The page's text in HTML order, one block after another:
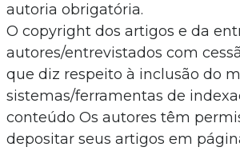
autoria obrigatória.
O copyright dos artigos e da
autores/entrevistados com
que diz respeito à inclusão do
sistemas/ferramentas de
conteúdo Os autores têm
depositar seus artigos em